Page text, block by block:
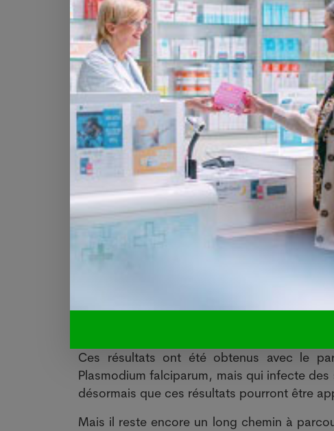
"Goulot d'étranglement"
"L’infection des cellules hépatiques est
parasite et de l’éliminer", explique Volker
Les auteurs ont procédé à un criblage à
tuerait pas l’agent pathogène, mais
1500 variantes du parasite, dans lesquelles
Finalement, ils ont trouvé un parasite
atteint le foie et s’y est multiplié, mais n’a
altéré serait donc un bon candidat pour une
L'équipe de Volker Heussler a même testé
KO. Identifié par un groupe de recherche
au stade hépatique.
Les premiers essais avec le parasite
des souris vaccinées de la sorte sont
Ces résultats ont été obtenus avec le
Plasmodium falciparum, mais qui infecte
désormais que ces résultats pourront être
Mais il reste encore un long chemin à